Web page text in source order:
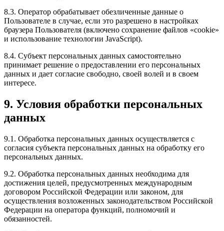
8.3. Оператор обрабатывает обезличенные данные о
Пользователе в случае, если это разрешено в настройках
браузера Пользователя (включено сохранение файлов «cookie»
и использование технологии JavaScript).
8.4. Субъект персональных данных самостоятельно
принимает решение о предоставлении его персональных
данных и дает согласие свободно, своей волей и в своем
интересе.
9. Условия обработки персональных
данных
9.1. Обработка персональных данных осуществляется с
согласия субъекта персональных данных на обработку его
персональных данных.
9.2. Обработка персональных данных необходима для
достижения целей, предусмотренных международным
договором Российской Федерации или законом, для
осуществления возложенных законодательством Российской
Федерации на оператора функций, полномочий и
обязанностей.